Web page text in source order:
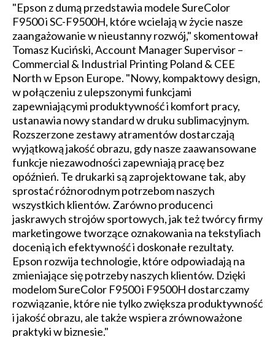
"Epson z dumą przedstawia modele SureColor
F9500 i SC-F9500H, które wcielają w życie nasze
zaangażowanie w nieustanny rozwój," skomentował
Tomasz Kuciński, Account Manager Supervisor –
Commercial & Industrial Printing Poland & CEE
North w Epson Europe. "Nowy, kompaktowy design,
w połączeniu z ulepszonymi funkcjami
zapewniającymi produktywność i komfort pracy,
ustanawia nowy standard w druku sublimacyjnym.
Rozszerzone zestawy atramentów dostarczają
wyjątkową jakość obrazu, gdy nasze zaawansowane
funkcje niezawodności zapewniają pracę bez
opóźnień. Te drukarki są zaprojektowane tak, aby
sprostać różnorodnym potrzebom naszych
wszystkich klientów. Zarówno producenci
jaskrawych strojów sportowych, jak też twórcy firmy
marketingowe tworzące oznakowania na tekstyliach
docenią ich efektywność i doskonałe rezultaty.
Epson rozwija technologie, które odpowiadają na
zmieniające się potrzeby naszych klientów. Dzięki
modelom SureColor F9500 i F9500H dostarczamy
rozwiązanie, które nie tylko zwiększa produktywność
i jakość obrazu, ale także wspiera zrównoważone
praktyki w biznesie."